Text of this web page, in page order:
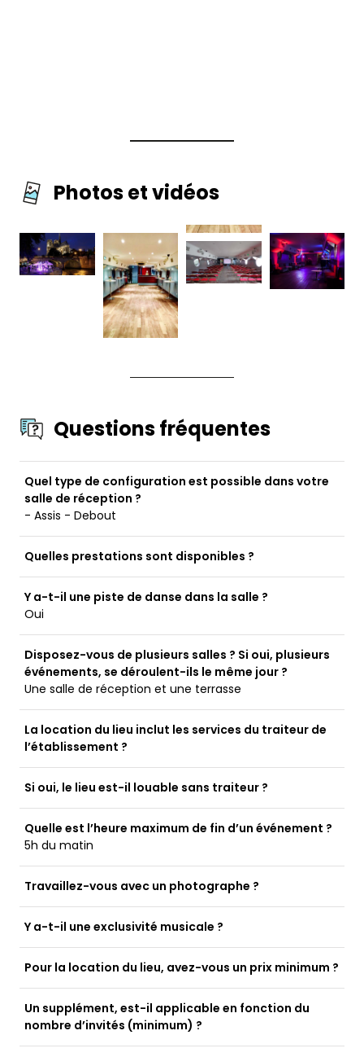
Photos et vidéos
Questions fréquentes
Quel type de configuration est possible dans votre
salle de réception ?
- Assis - Debout
Quelles prestations sont disponibles ?
Y a-t-il une piste de danse dans la salle ?
Oui
Disposez-vous de plusieurs salles ? Si oui, plusieurs
événements, se déroulent-ils le même jour ?
Une salle de réception et une terrasse
La location du lieu inclut les services du traiteur de
l’établissement ?
Si oui, le lieu est-il louable sans traiteur ?
Quelle est l’heure maximum de fin d’un événement ?
5h du matin
Travaillez-vous avec un photographe ?
Y a-t-il une exclusivité musicale ?
Pour la location du lieu, avez-vous un prix minimum ?
Un supplément, est-il applicable en fonction du
nombre d’invités (minimum) ?